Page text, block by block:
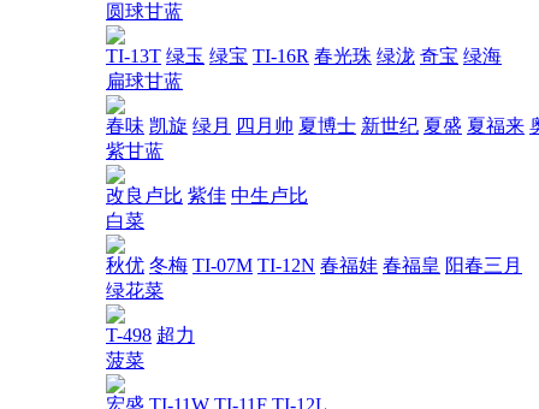
圆球甘蓝
TI-13T 绿玉 绿宝 TI-16R 春光珠 绿泷 奇宝 绿海
扁球甘蓝
春味 凯旋 绿月 四月帅 夏博士 新世纪 夏盛 夏福来
紫甘蓝
改良卢比 紫佳 中生卢比
白菜
秋优 冬梅 TI-07M TI-12N 春福娃 春福皇 阳春三月
绿花菜
T-498 超力
菠菜